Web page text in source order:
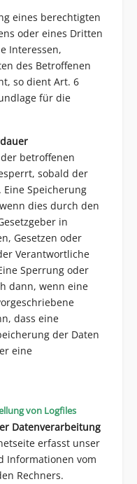
eines berechtigten
oder eines Dritten
Interessen,
des Betroffenen
so dient Art. 6
für die
betroffenen
sobald der
Speicherung
dies durch den
in
Gesetzen oder
Verantwortliche
Sperrung oder
dann, wenn eine
dass eine
der Daten
eine
von Logfiles
Datenverarbeitung
erfasst unser
Informationen vom
Rechners.